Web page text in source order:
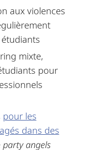
aux violences
mixte,
pour
pour les
dans des
party angels